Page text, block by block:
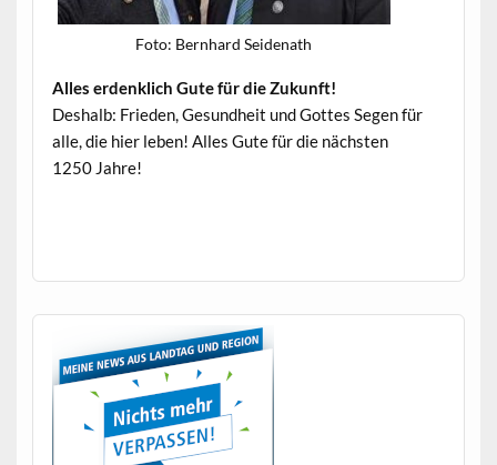
Foto: Bern­hard Seidenath
Alles erden­klich Gute für die Zukunft!
Deshalb: Frieden, Gesund­heit und Gottes Segen für
alle, die hier leben! Alles Gute für die näch­sten
1250 Jahre!